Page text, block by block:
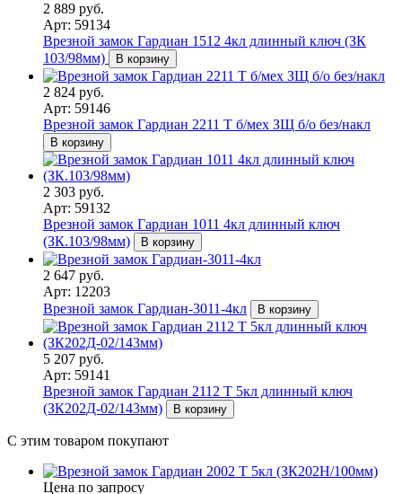
2 889 руб.
Арт: 59134
Врезной замок Гардиан 1512 4кл длинный ключ (ЗК
103/98мм)
В корзину
2 824 руб.
Арт: 59146
Врезной замок Гардиан 2211 Т б/мех ЗЩ б/о без/накл
В корзину
2 303 руб.
Арт: 59132
Врезной замок Гардиан 1011 4кл длинный ключ
(ЗК.103/98мм)
В корзину
2 647 руб.
Арт: 12203
Врезной замок Гардиан-3011-4кл
В корзину
5 207 руб.
Арт: 59141
Врезной замок Гардиан 2112 Т 5кл длинный ключ
(ЗК202Д-02/143мм)
В корзину
С этим товаром покупают
Цена по запросу